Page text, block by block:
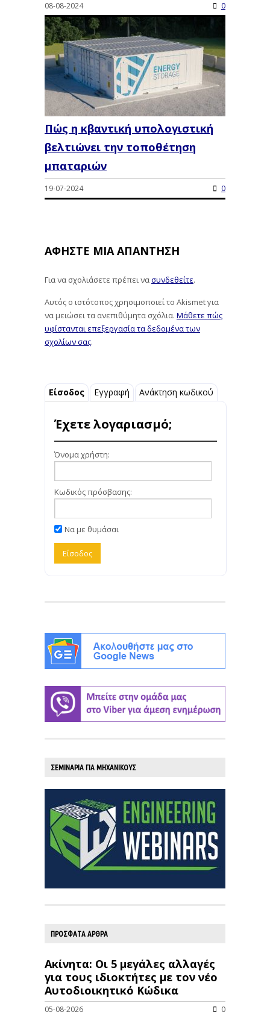
08-08-2024 0
Πώς η κβαντική υπολογιστική
βελτιώνει την τοποθέτηση
μπαταριών
19-07-2024 0
ΑΦΉΣΤΕ ΜΙΑ ΑΠΆΝΤΗΣΗ
Για να σχολιάσετε πρέπει νασυνδεθείτε.
Αυτός ο ιστότοπος χρησιμοποιεί το Akismet για
να μειώσει τα ανεπιθύμητα σχόλια. Μάθετε πώς
υφίστανται επεξεργασία τα δεδομένα των
σχολίων σας.
Είσοδος Εγγραφή Ανάκτηση κωδικού
Έχετε λογαριασμό;
Όνομα χρήστη:
Κωδικός πρόσβασης:
Να με θυμάσαι
ΣΕΜΙΝΑΡΙΑ ΓΙΑ ΜΗΧΑΝΙΚΟΥΣ
ΠΡΟΣΦΑΤΑ ΑΡΘΡΑ
Ακίνητα: Οι 5 μεγάλες αλλαγές
για τους ιδιοκτήτες με τον νέο
Αυτοδιοικητικό Κώδικα
05-08-2026 0